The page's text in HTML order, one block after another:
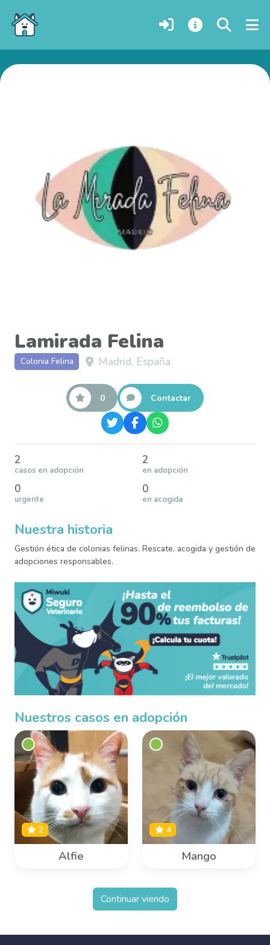
Lamirada Felina
Colonia Felina Madrid, España
0 Contactar
2
casos en adopción
2
en adopción
0
urgente
0
en acogida
Nuestra historia
Gestión ética de colonias felinas. Rescate, acogida y gestión de
adopciones responsables.
Nuestros casos en adopción
2
Alfie
4
Mango
Continuar viendo